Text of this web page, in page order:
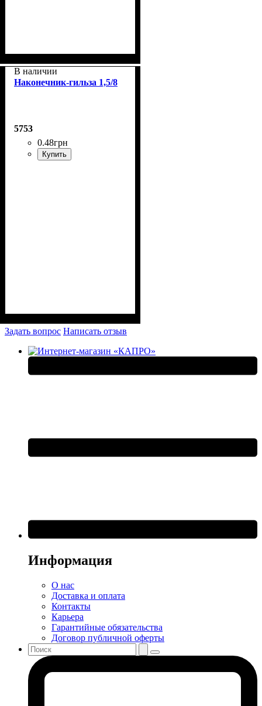
В наличии
Наконечник-гильза 1,5/8
5753
0.48грн
Купить
Задать вопрос Написать отзыв
Информация
О нас
Доставка и оплата
Контакты
Карьера
Гарантийные обязательства
Договор публичной оферты